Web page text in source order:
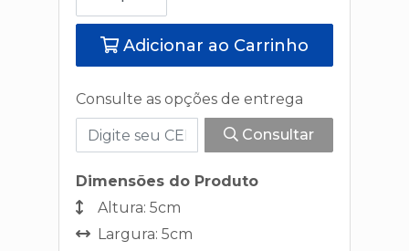
Adicionar ao Carrinho
Consulte as opções de entrega
Consultar
Dimensões do Produto
Altura: 5cm
Largura: 5cm